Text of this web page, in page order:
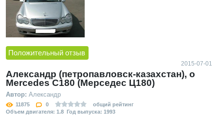
Положительный отзыв
2015-07-01
Александр (петропавловск-казахстан), о
Mercedes C180 (Мерседес Ц180)
Автор: Александр
11875 0
общий рейтинг
Объем двигателя: 1.8 Год выпуска: 1993